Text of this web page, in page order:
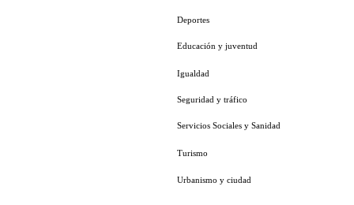
Deportes
Educación y juventud
Igualdad
Seguridad y tráfico
Servicios Sociales y Sanidad
Turismo
Urbanismo y ciudad